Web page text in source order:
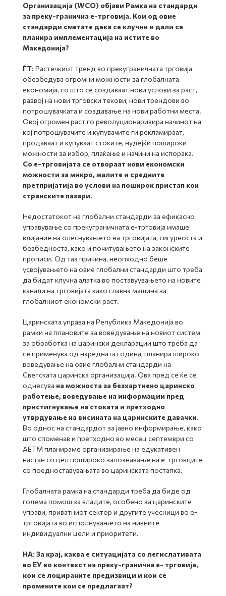
Организација (WCO) објави Рамка на стандарди
за преку-гранична е-трговија. Кои од овие
стандарди сметате дека се клучни и дали се
планира имплементација на истите во
Македонија?
ЃТ: Растечкиот тренд во прекуграничната трговија
обезбедува огромни можности за глобалната
економија, со што се создаваат нови услови за раст,
развој на нови трговски текови, нови трендови во
потрошувачката и создавање на нови работни места.
Овој огромен раст го револуционаризира начинот на
кој потрошувачите и купувачите ги рекламираат,
продаваат и купуваат стоките, нудејќи пошироки
можности за избор, плаќање и начини на испорака.
Со е-трговијата се отвораат нови економски
можности за микро, малите и средните
претпријатија во услови на поширок пристап кон
странските пазари.
Недостатокот на глобални стандарди за ефикасно
управување со прекуграничната е-трговија имаше
влијание на олеснувањето на трговијата, сигурноста и
безбедноста, како и почитувањето на законските
прописи. Од таа причина, неопходно беше
усвојувањето на овие глобални стандарди што треба
да бидат клучна алатка во поставуувањето на новите
канали на трговијата како главна машина за
глобалниот економски раст.
Царинската управа на Република Македонија во
рамки на плановите за воведување на новиот систем
за обработка на царински декларации што треба да
се применува од наредната година, планира широко
воведување на овие глобални стандарди на
Светската царинска организација. Ова пред се ќе се
однесува на можноста за безхартиено царинско
работење, воведување на информации пред
пристигнување на стоката и претходно
утврдување на висината на царинските давачки.
Во однос на стандардот за јавно информирање, како
што споменав и претходно во месец септември со
АЕТМ планираме организирање на едукативен
настан со цел пошироко запознавање на е-трговците
со поедноставувањата во царинската постапка.
Глобалната рамка на стандарди треба да биде од
голема помош за владите, особено за царинските
управи, приватниот сектор и другите учесници во е-
трговијата во исполнувањето на нивните
индивидуални цели и приоритети.
НА: За крај, каква е ситуацијата со легислативата
во ЕУ во контекст на преку-гранична е- трговија,
кои се лоцираните предизвици и кои се
промените кои се предлагаат?